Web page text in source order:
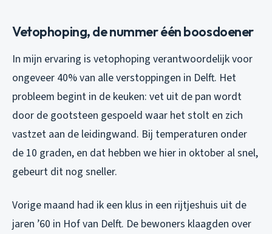
Vetophoping, de nummer één boosdoener
In mijn ervaring is vetophoping verantwoordelijk voor
ongeveer 40% van alle verstoppingen in Delft. Het
probleem begint in de keuken: vet uit de pan wordt
door de gootsteen gespoeld waar het stolt en zich
vastzet aan de leidingwand. Bij temperaturen onder
de 10 graden, en dat hebben we hier in oktober al snel,
gebeurt dit nog sneller.
Vorige maand had ik een klus in een rijtjeshuis uit de
jaren ’60 in Hof van Delft. De bewoners klaagden over